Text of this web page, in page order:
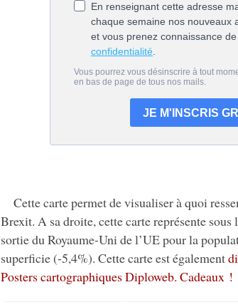
Cette carte permet de visualiser à quoi
Brexit. A sa droite, cette carte représente
sortie du Royaume-Uni de l’UE pour la
superficie (-5,4%). Cette carte est également
Posters cartographiques Diploweb. Cadeaux !